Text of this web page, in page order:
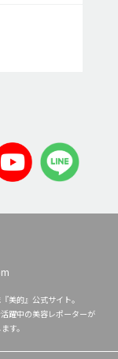
美的』公式サイト。
躍中の美容レポーターが
す。